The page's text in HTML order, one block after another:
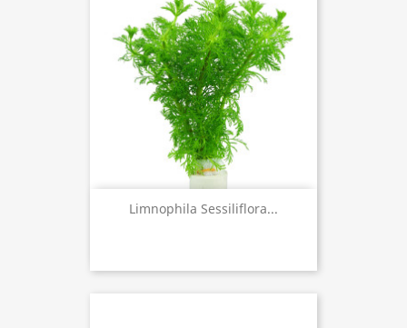
Limnophila Sessiliflora...